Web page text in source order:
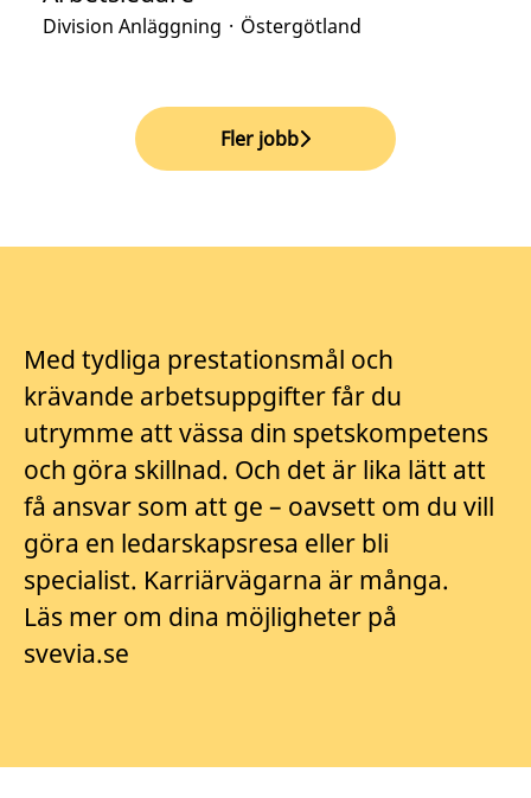
Division Anläggning · Östergötland
Fler jobb
Med tydliga prestationsmål och
krävande arbetsuppgifter får du
utrymme att vässa din spetskompetens
och göra skillnad. Och det är lika lätt att
få ansvar som att ge – oavsett om du vill
göra en ledarskapsresa eller bli
specialist. Karriärvägarna är många.
Läs mer om dina möjligheter på
svevia.se